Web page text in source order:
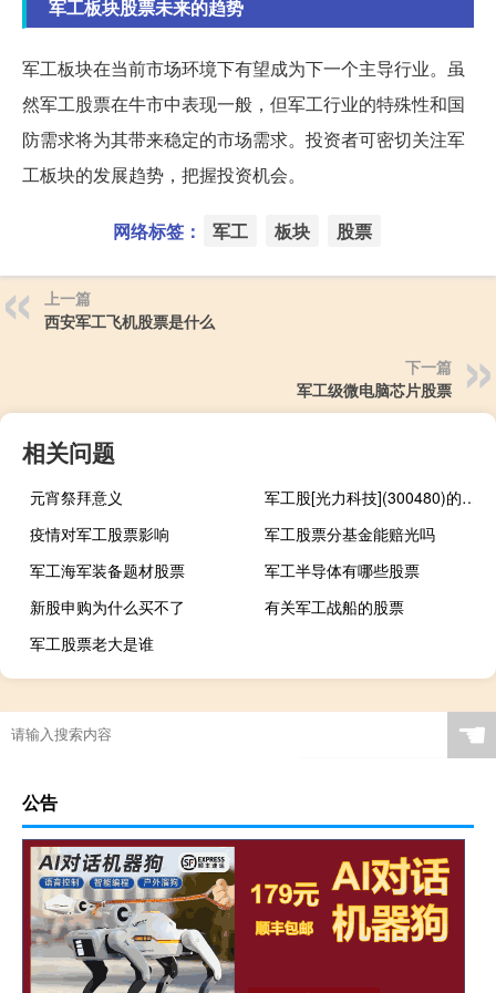
军工板块股票未来的趋势
军工板块在当前市场环境下有望成为下一个主导行业。虽
然军工股票在牛市中表现一般，但军工行业的特殊性和国
防需求将为其带来稳定的市场需求。投资者可密切关注军
工板块的发展趋势，把握投资机会。
网络标签： 军工 板块 股票
上一篇
西安军工飞机股票是什么
下一篇
军工级微电脑芯片股票
相关问题
元宵祭拜意义
军工股[光力科技](300480)的公司详细资料
疫情对军工股票影响
军工股票分基金能赔光吗
军工海军装备题材股票
军工半导体有哪些股票
新股申购为什么买不了
有关军工战船的股票
军工股票老大是谁
☚
公告